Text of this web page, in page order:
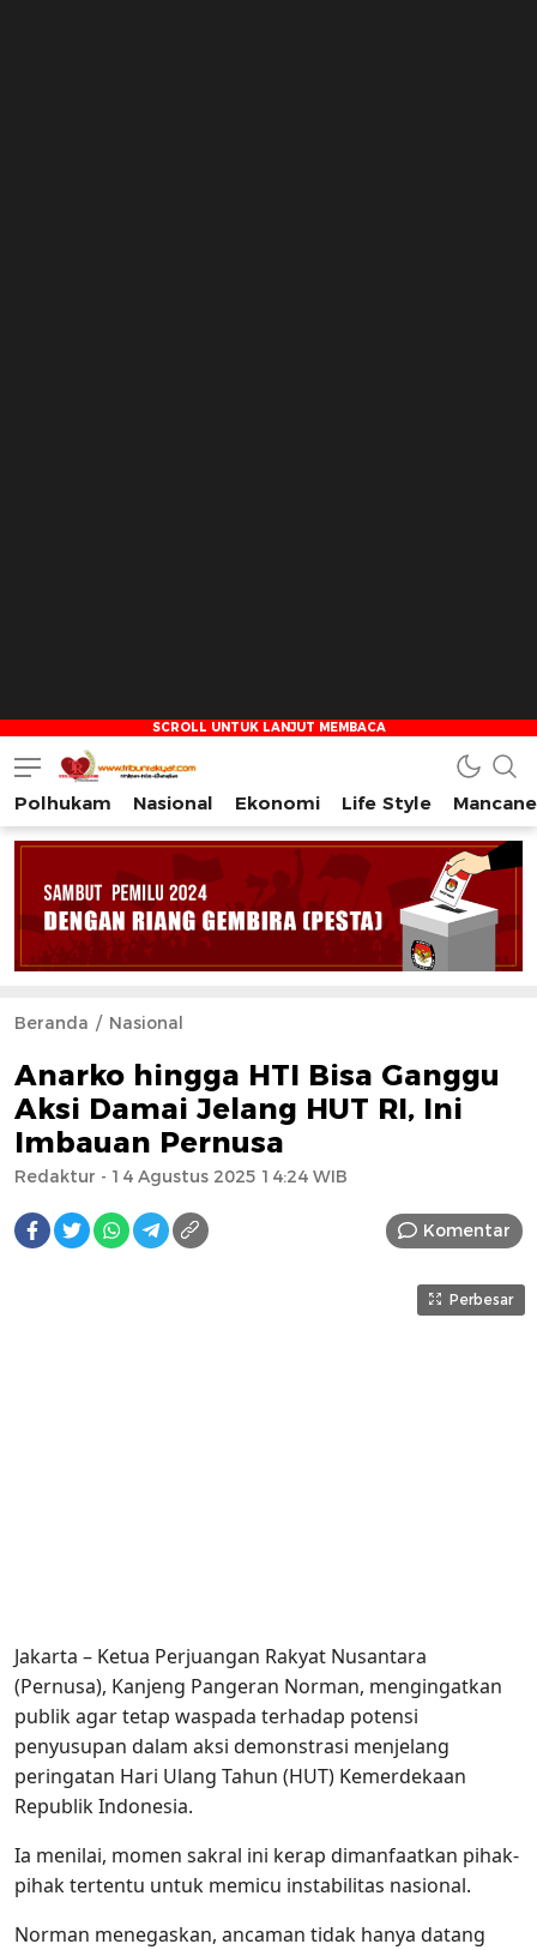
Tribun Rakyat
Tulus – Terdepan – Diharapkan
Polhukam Nasional Ekonomi Life Style
Beranda Nasional
Anarko hingga HTI Bisa Ganggu
Aksi Damai Jelang HUT RI, Ini
Imbauan Pernusa
Redaktur - 14 Agustus 2025 14:24 WIB
Komentar
Perbesar
Jakarta – Ketua Perjuangan Rakyat Nusantara
(Pernusa), Kanjeng Pangeran Norman, mengingatkan
publik agar tetap waspada terhadap potensi
penyusupan dalam aksi demonstrasi menjelang
peringatan Hari Ulang Tahun (HUT) Kemerdekaan
Republik Indonesia.
Ia menilai, momen sakral ini kerap dimanfaatkan pihak-
pihak tertentu untuk memicu instabilitas nasional.
Norman menegaskan, ancaman tidak hanya datang